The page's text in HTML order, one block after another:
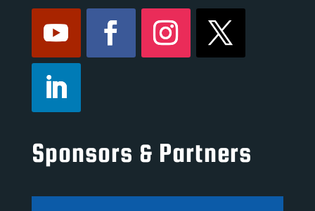
Sponsors & Partners